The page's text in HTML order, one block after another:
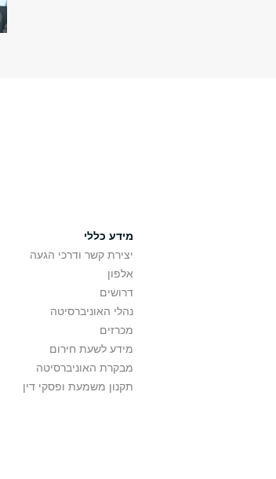
מידע כללי
יצירת קשר ודרכי הגעה
אלפון
דרושים
נהלי האוניברסיטה
מכרזים
מידע לשעת חירום
מבקרת האוניברסיטה
תקנון משמעת ופסקי דין